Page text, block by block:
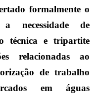
formalmente o
necessidade de
técnica e tripartite
relacionadas ao
de trabalho
em águas